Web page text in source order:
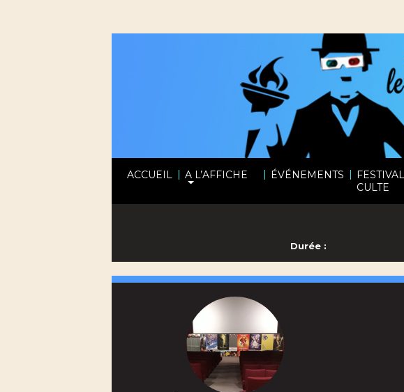
ACCUEIL | A L’AFFICHE | ÉVÉNEMENTS |
CULTE
Durée :